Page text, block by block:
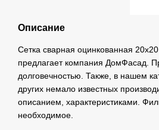
Описание
Сетка сварная оцинкованная
предлагает компания ДомФасад.
долговечностью. Также, в нашем
других немало известных
описанием, характеристиками.
необходимое.